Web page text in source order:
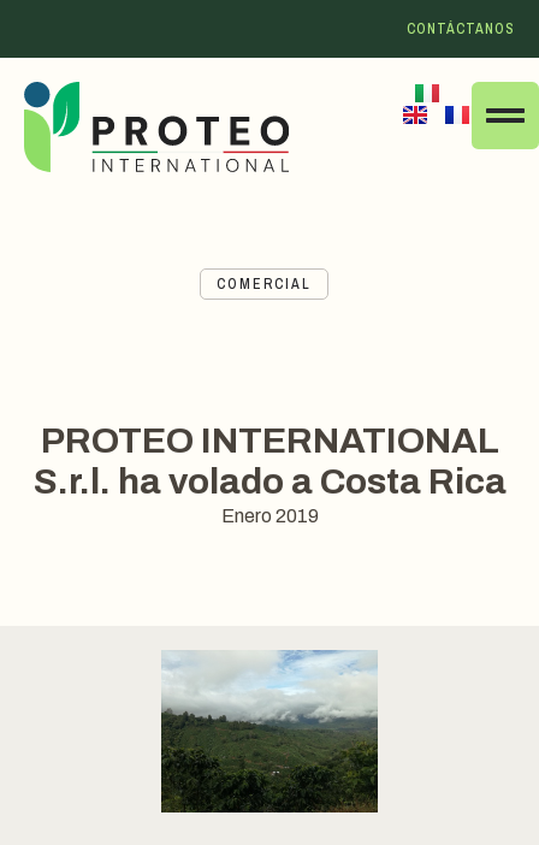
CONTÁCTANOS
COMERCIAL
PROTEO INTERNATIONAL
S.r.l. ha volado a Costa Rica
Enero 2019